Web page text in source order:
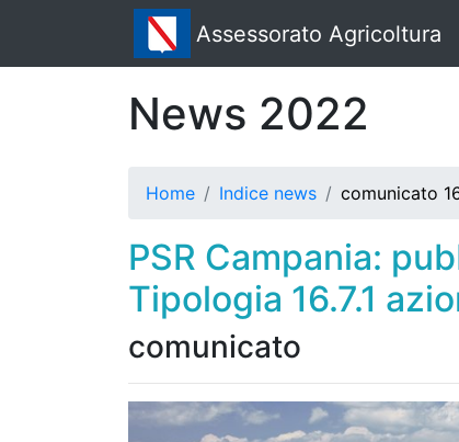
Assessorato Agricoltura
News 2022
Home Indice news comunicato
PSR Campania:
Tipologia 16.7.1
comunicato